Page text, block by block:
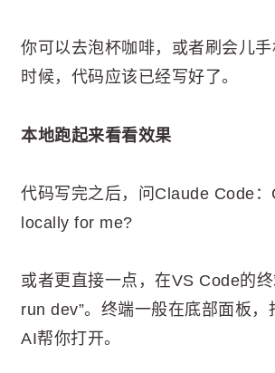
你可以去泡杯咖啡，或者刷会儿
时候，代码应该已经写好了。
本地跑起来看看效果
代码写完之后，问Claude Code
locally for me?
或者更直接一点，在VS Code的
run dev”。终端一般在底部面板，
AI帮你打开。